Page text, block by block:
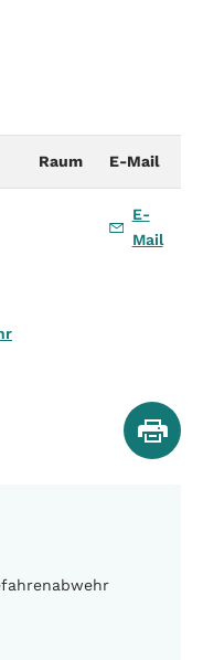
Raum E-Mail
E-
Mail